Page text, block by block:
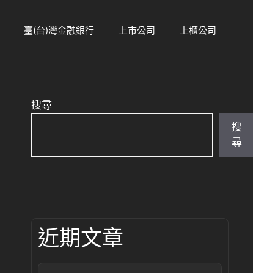
臺(台)灣金融銀行 上市公司 上櫃公司
搜尋
搜
尋
近期文章